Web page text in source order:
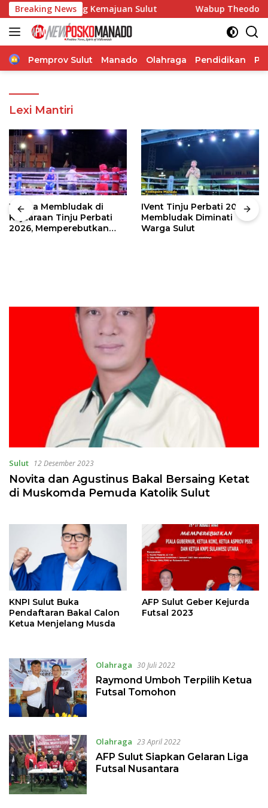
Langsung
ke
konten
Breaking News
Dorong Kemajuan Sulut Wabup Theodorus
Home
Pemprov Sulut Manado Olahraga Pendidikan
Lexi Mantiri
Warga Membludak di
Kejuaraan Tinju Perbati
2026, Memperebutkan
IVent Tinju Perbati 2026
Membludak Diminati
Warga Sulut
Sulut 12 Desember 2023
Novita dan Agustinus Bakal Bersaing Ketat
di Muskomda Pemuda Katolik Sulut
KNPI Sulut Buka
Pendaftaran Bakal Calon
Ketua Menjelang Musda
AFP Sulut Geber Kejurda
Futsal 2023
Olahraga 30 Juli 2022
Raymond Umboh Terpilih Ketua
Futsal Tomohon
Olahraga 23 April 2022
AFP Sulut Siapkan Gelaran Liga
Futsal Nusantara